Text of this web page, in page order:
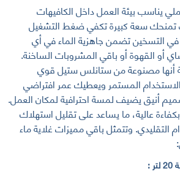
يناسب بيئة العمل داخل الكافيهات
تمنحك سعة كبيرة تكفي ضغط التشغيل
في التسخين تضمن جاهزية الماء في أي
أو القهوة أو باقي المشروبات الساخنة.
أنها مصنوعة من ستانلس ستيل قوي
المستمر ويعطيك عمر افتراضي
أنيق يضيف لمسة احترافية لمكان العمل.
بكفاءة عالية، ما يساعد على تقليل استهلاك
التقليدي. وتتمثل باقي مميزات غلاية ماء
: